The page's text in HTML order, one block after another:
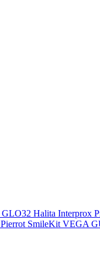
GLO32 Halita Interprox
Pierrot SmileKit VEGA